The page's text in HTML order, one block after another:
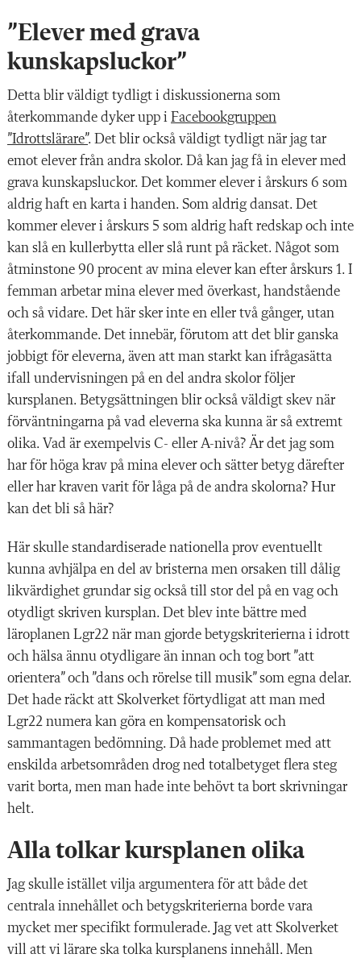
”Elever med grava
kunskapsluckor”
Detta blir väldigt tydligt i diskussionerna som
återkommande dyker upp i Facebookgruppen
”Idrottslärare”. Det blir också väldigt tydligt när jag tar
emot elever från andra skolor. Då kan jag få in elever med
grava kunskapsluckor. Det kommer elever i årskurs 6 som
aldrig haft en karta i handen. Som aldrig dansat. Det
kommer elever i årskurs 5 som aldrig haft redskap och inte
kan slå en kullerbytta eller slå runt på räcket. Något som
åtminstone 90 procent av mina elever kan efter årskurs 1. I
femman arbetar mina elever med överkast, handstående
och så vidare. Det här sker inte en eller två gånger, utan
återkommande. Det innebär, förutom att det blir ganska
jobbigt för eleverna, även att man starkt kan ifrågasätta
ifall undervisningen på en del andra skolor följer
kursplanen. Betygsättningen blir också väldigt skev när
förväntningarna på vad eleverna ska kunna är så extremt
olika. Vad är exempelvis C- eller A-nivå? Är det jag som
har för höga krav på mina elever och sätter betyg därefter
eller har kraven varit för låga på de andra skolorna? Hur
kan det bli så här?
Här skulle standardiserade nationella prov eventuellt
kunna avhjälpa en del av bristerna men orsaken till dålig
likvärdighet grundar sig också till stor del på en vag och
otydligt skriven kursplan. Det blev inte bättre med
läroplanen Lgr22 när man gjorde betygskriterierna i idrott
och hälsa ännu otydligare än innan och tog bort ”att
orientera” och ”dans och rörelse till musik” som egna delar.
Det hade räckt att Skolverket förtydligat att man med
Lgr22 numera kan göra en kompensatorisk och
sammantagen bedömning. Då hade problemet med att
enskilda arbetsområden drog ned totalbetyget flera steg
varit borta, men man hade inte behövt ta bort skrivningar
helt.
Alla tolkar kursplanen olika
Jag skulle istället vilja argumentera för att både det
centrala innehållet och betygskriterierna borde vara
mycket mer specifikt formulerade. Jag vet att Skolverket
vill att vi lärare ska tolka kursplanens innehåll. Men